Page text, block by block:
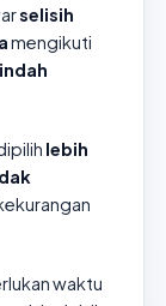
selisih
mengikuti
lebih
waktu